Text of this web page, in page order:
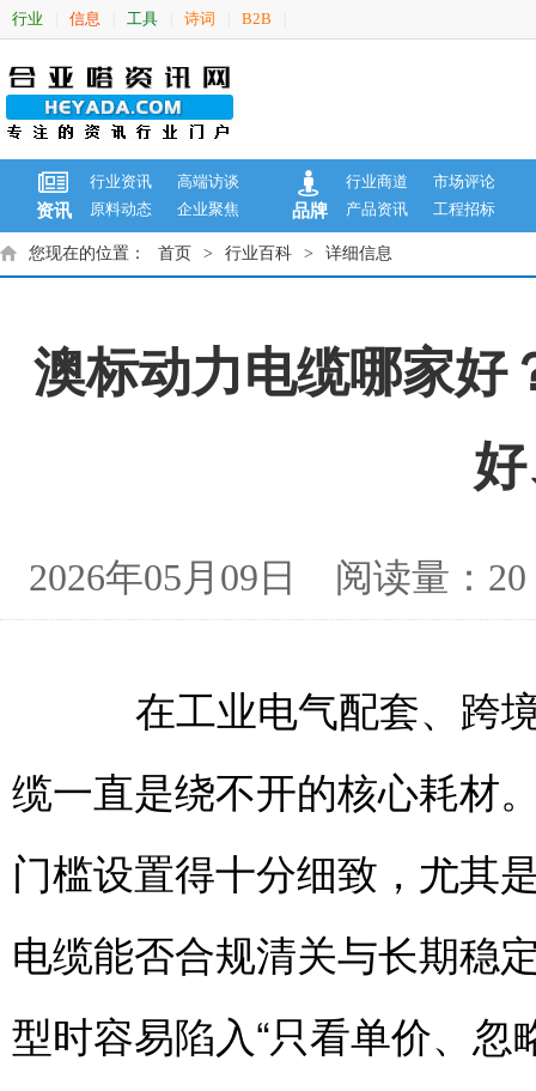
行业 信息 工具 诗词 B2B
资讯
行业资讯
高端访谈
原料动态
企业聚焦 品牌
行业商道
市场评论
产品资讯
工程招标
您现在的位置： 首页 > 行业百科 > 详细信息
澳标动力电缆哪家好
2026年05月09日 阅读量：
在工业电气配套、跨境
缆一直是绕不开的核心耗材
门槛设置得十分细致，尤其
电缆能否合规清关与长期稳
型时容易陷入“只看单价、